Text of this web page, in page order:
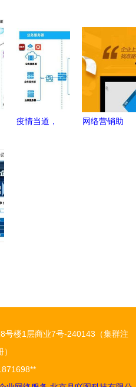
驻场服务
提升网络管
理效率的明
智之选
疫情当道，
网络营销助
号楼1层商业7号-240143（集群注
）